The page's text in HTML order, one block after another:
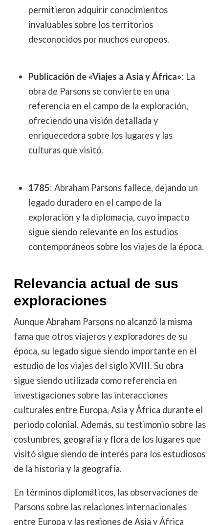
permitieron adquirir conocimientos
invaluables sobre los territorios
desconocidos por muchos europeos.
Publicación de «Viajes a Asia y África»: La
obra de Parsons se convierte en una
referencia en el campo de la exploración,
ofreciendo una visión detallada y
enriquecedora sobre los lugares y las
culturas que visitó.
1785: Abraham Parsons fallece, dejando un
legado duradero en el campo de la
exploración y la diplomacia, cuyo impacto
sigue siendo relevante en los estudios
contemporáneos sobre los viajes de la época.
Relevancia actual de sus
exploraciones
Aunque Abraham Parsons no alcanzó la misma
fama que otros viajeros y exploradores de su
época, su legado sigue siendo importante en el
estudio de los viajes del siglo XVIII. Su obra
sigue siendo utilizada como referencia en
investigaciones sobre las interacciones
culturales entre Europa, Asia y África durante el
periodo colonial. Además, su testimonio sobre las
costumbres, geografía y flora de los lugares que
visitó sigue siendo de interés para los estudiosos
de la historia y la geografía.
En términos diplomáticos, las observaciones de
Parsons sobre las relaciones internacionales
entre Europa y las regiones de Asia y África